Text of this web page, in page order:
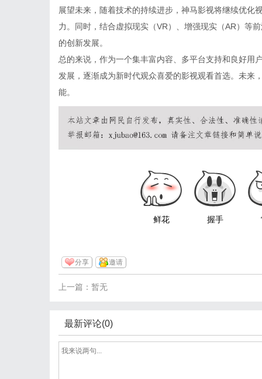
展望未来，随着技术的持续进步，神马影视将继续优化
力。同时，结合虚拟现实（VR）、增强现实（AR）等
的创新发展。
总的来说，作为一个集丰富内容、多平台支持和良好用
发展，逐渐成为新时代观众喜爱的影视观看首选。未来
能。
鲜花 握手
分享 邀请
上一篇：暂无
最新评论(0)